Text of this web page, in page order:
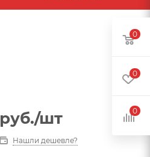
руб./шт
Нашли дешевле?
0
0
0